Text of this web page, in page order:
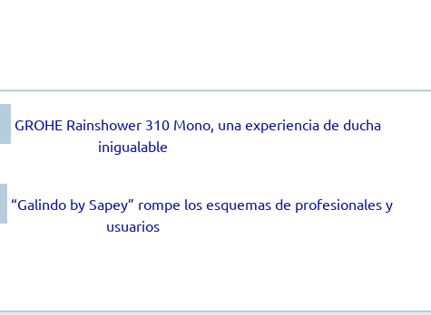
GROHE Rainshower 310 Mono, una experiencia de ducha
inigualable
“Galindo by Sapey” rompe los esquemas de profesionales y
usuarios